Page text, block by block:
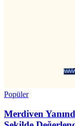
Popüler
Merdiven